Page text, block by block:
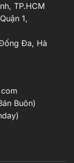
TP.HCM
1,
Đa, Hà
Buôn)